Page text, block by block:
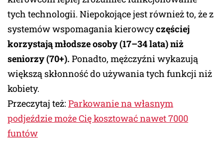
tych technologii. Niepokojące jest również to, że z
systemów wspomagania kierowcyczęściej
korzystająmłodsze osoby (17–34 lata) niż
seniorzy (70+). Ponadto, mężczyźni wykazują
większą skłonność do używania tych funkcji niż
kobiety.
Przeczytaj też: Parkowanie na własnym
podjeździe może Cię kosztować nawet 7000
funtów